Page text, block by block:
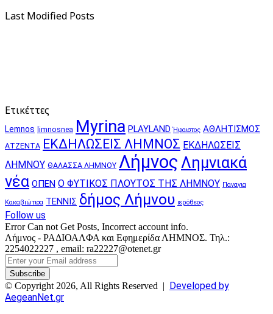
Last Modified Posts
Ετικέττες
Lemnos limnosnea Myrina PLAYLAND Ήφαιστος ΑΘΛΗΤΙΣΜΟΣ
ΑΤΖΕΝΤΑ ΕΚΔΗΛΩΣΕΙΣ ΛΗΜΝΟΣ ΕΚΔΗΛΩΣΕΙΣ
ΛΗΜΝΟΥ ΘΑΛΑΣΣΑ ΛΗΜΝΟΥ Λήμνος Λημνιακά
νέα ΟΠΕΝ Ο ΦΥΤΙΚΟΣ ΠΛΟΥΤΟΣ ΤΗΣ ΛΗΜΝΟΥ Παναγια
Κακαβιώτισα ΤΕΝΝΙΣ δήμος Λήμνου ιερόθεος
Follow us
Error Can not Get Posts, Incorrect account info.
Λήμνος - ΡΑΔΙΟΑΛΦΑ και Εφημερίδα ΛΗΜΝΟΣ. Τηλ.:
2254022227 , email: ra22227@otenet.gr
Enter
your
Email
address
© Copyright 2026, All Rights Reserved | Developed by
AegeanNet.gr